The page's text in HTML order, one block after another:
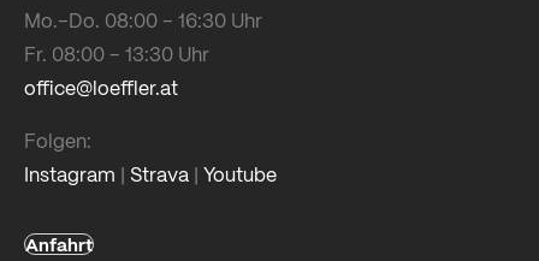
Mo.–Do. 08:00 – 16:30 Uhr
Fr. 08:00 – 13:30 Uhr
office@loeffler.at
Folgen:
Instagram | Strava | Youtube
Anfahrt